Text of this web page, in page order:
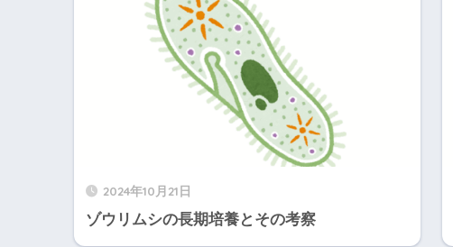
2024年10月21日
ゾウリムシの長期培養とその考察